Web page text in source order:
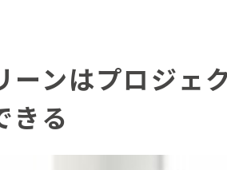
ーンはプロジェ
きる